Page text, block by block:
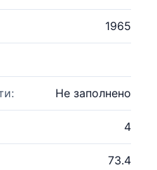
1965
Не заполнено
4
73.4